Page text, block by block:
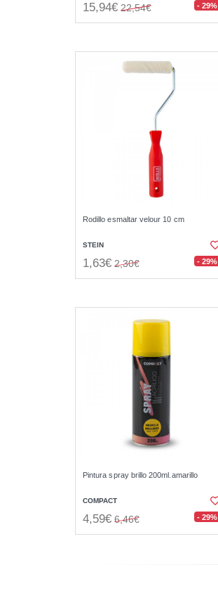
15,94€ 22,54€ - 29%
Rodillo esmaltar velour 10 cm
STEIN
1,63€ 2,30€ - 29%
Pintura spray brillo 200ml.amarillo
COMPACT
4,59€ 6,46€ - 29%